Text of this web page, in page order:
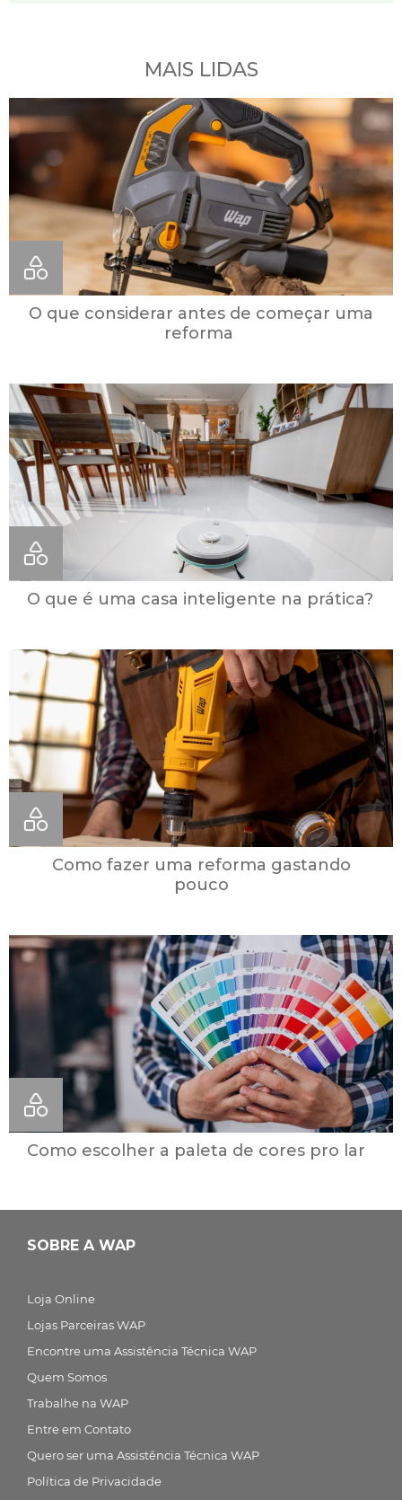
MAIS LIDAS
O que considerar antes de começar uma
reforma
O que é uma casa inteligente na prática?
Como fazer uma reforma gastando
pouco
Como escolher a paleta de cores pro lar
SOBRE A WAP
Loja Online
Lojas Parceiras WAP
Encontre uma Assistência Técnica WAP
Quem Somos
Trabalhe na WAP
Entre em Contato
Quero ser uma Assistência Técnica WAP
Política de Privacidade